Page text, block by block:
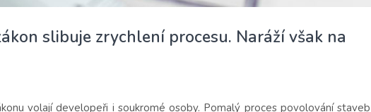
slibuje zrychlení procesu. Naráží však na
volají developeři i soukromé osoby. Pomalý proces povolování staveb